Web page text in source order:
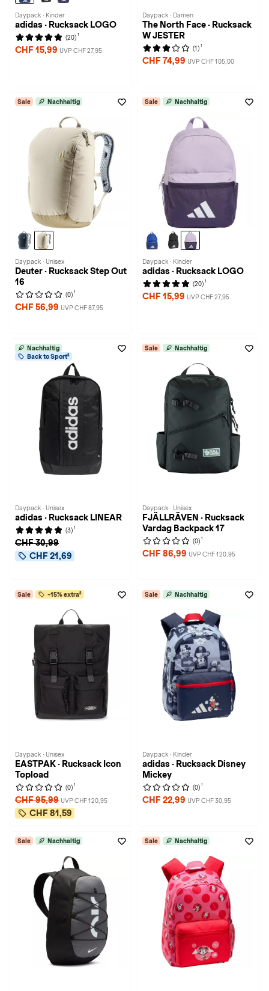
Daypack · Kinder
adidas · Rucksack LOGO
(20) 1
CHF 15,99 UVP CHF 27,95
Daypack · Damen
The North Face · Rucksack
W JESTER
(1) 1
CHF 74,99 UVP CHF 105,00
Sale Nachhaltig
Daypack · Unisex
Deuter · Rucksack Step Out
16
(0) 1
CHF 56,99 UVP CHF 87,95
Sale Nachhaltig
Daypack · Kinder
adidas · Rucksack LOGO
(20) 1
CHF 15,99 UVP CHF 27,95
Nachhaltig
Back to Sport²
Daypack · Unisex
adidas · Rucksack LINEAR
(3) 1
CHF 30,99
CHF 21,69
Sale Nachhaltig
Daypack · Unisex
FJÄLLRÄVEN · Rucksack
Vardag Backpack 17
(0) 1
CHF 86,99 UVP CHF 120,95
Sale -15% extra²
Daypack · Unisex
EASTPAK · Rucksack Icon
Topload
(0) 1
CHF 95,99 UVP CHF 120,95
CHF 81,59
Sale Nachhaltig
Daypack · Kinder
adidas · Rucksack Disney
Mickey
(0) 1
CHF 22,99 UVP CHF 30,95
Sale Nachhaltig Sale Nachhaltig